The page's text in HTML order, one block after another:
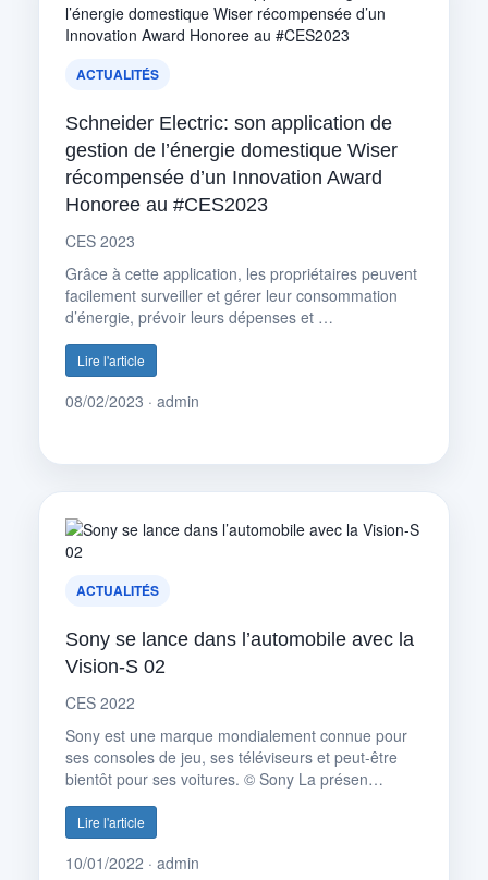
ACTUALITÉS
Schneider Electric: son application de
gestion de l’énergie domestique Wiser
récompensée d’un Innovation Award
Honoree au #CES2023
CES 2023
Grâce à cette application, les propriétaires peuvent
facilement surveiller et gérer leur consommation
d’énergie, prévoir leurs dépenses et …
Lire l'article
08/02/2023 · admin
ACTUALITÉS
Sony se lance dans l’automobile avec la
Vision-S 02
CES 2022
Sony est une marque mondialement connue pour
ses consoles de jeu, ses téléviseurs et peut-être
bientôt pour ses voitures. © Sony La présen…
Lire l'article
10/01/2022 · admin